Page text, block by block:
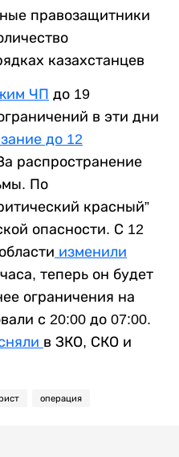
правозащитники
казахстанцев
ЧП до 19
в эти дни
до 12
распространение
По
красный”
опасности. С 12
изменили
теперь он будет
ограничения на
с 20:00 до 07:00.
в ЗКО, СКО и
операция